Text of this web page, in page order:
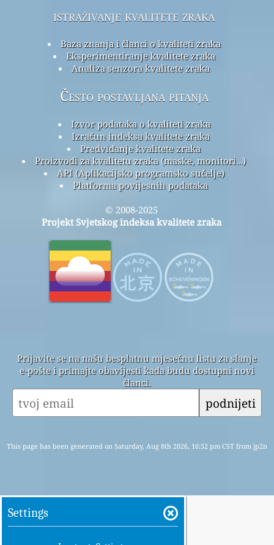
istraživanje kvalitete zraka
Baza znanja i članci o kvaliteti zraka
Eksperimentiranje kvalitete zraka
Analiza senzora kvalitete zraka
Često postavljana pitanja
Izvor podataka o kvaliteti zraka
Izračun indeksa kvalitete zraka
Predviđanje kvalitete zraka
Proizvodi za kvalitetu zraka (maske, monitori…)
API (Aplikacijsko programsko sučelje)
Platforma povijesnih podataka
© 2008-2025
Projekt Svjetskog indeksa kvalitete zraka
Prijavite se na našu besplatnu mjesečnu listu za slanje
e-pošte i primajte obavijesti kada budu dostupni novi
članci.
podnijeti
This page has been generated on Saturday, Aug 8th 2026, 16:52 pm CST from jp2n
Settings